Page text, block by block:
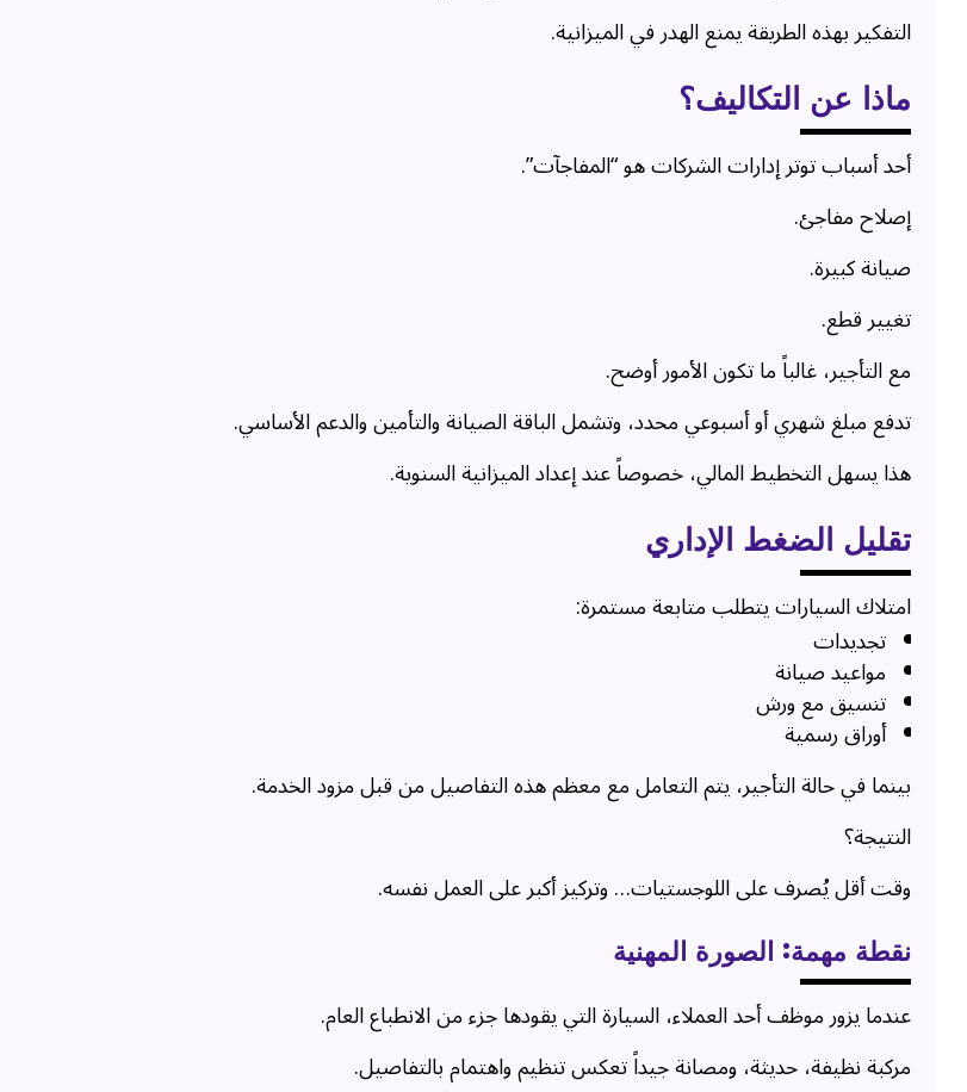
التفكير بهذه الطريقة يمنع الهدر في الميزانية.
ماذا عن التكاليف؟
أحد أسباب توتر إدارات الشركات هو “المفاجآت”.
إصلاح مفاجئ.
صيانة كبيرة.
تغيير قطع.
مع التأجير، غالباً ما تكون الأمور أوضح.
تدفع مبلغ شهري أو أسبوعي محدد، وتشمل الباقة الصيانة والتأمين والدعم الأساسي.
هذا يسهل التخطيط المالي، خصوصاً عند إعداد الميزانية السنوية.
تقليل الضغط الإداري
امتلاك السيارات يتطلب متابعة مستمرة:
تجديدات
مواعيد صيانة
تنسيق مع ورش
أوراق رسمية
بينما في حالة التأجير، يتم التعامل مع معظم هذه التفاصيل من قبل مزود الخدمة.
النتيجة؟
وقت أقل يُصرف على اللوجستيات… وتركيز أكبر على العمل نفسه.
نقطة مهمة: الصورة المهنية
عندما يزور موظف أحد العملاء، السيارة التي يقودها جزء من الانطباع العام.
مركبة نظيفة، حديثة، ومصانة جيداً تعكس تنظيم واهتمام بالتفاصيل.